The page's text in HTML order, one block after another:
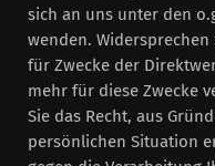
sich an uns unter den
wenden.
für Zwecke der
mehr für diese Zwecke
Sie das Recht, aus
persönlichen Situation